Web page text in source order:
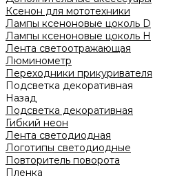
Ксенон для мототехники
Лампы ксеноновые цоколь D
Лампы ксеноновые цоколь H
Лента светоотражающая
Люминометр
Переходники прикуривателя
Подсветка декоративная
Назад
Подсветка декоративная
Гибкий неон
Лента светодиодная
Логотипы светодиодные
Повторитель поворота
Пленка